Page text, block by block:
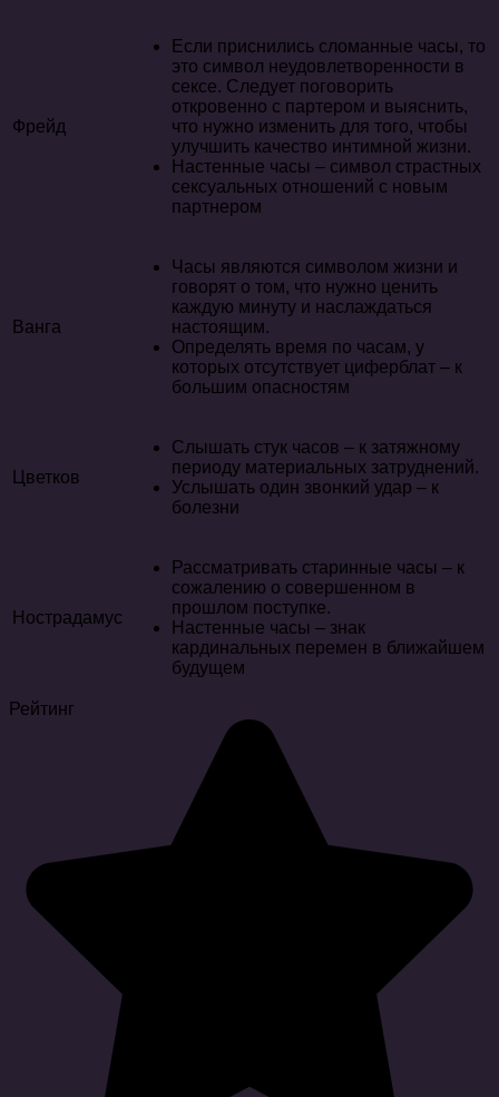
Фрейд
Если приснились сломанные часы, то
это символ неудовлетворенности в
сексе. Следует поговорить
откровенно с партером и выяснить,
что нужно изменить для того, чтобы
улучшить качество интимной жизни.
Настенные часы – символ страстных
сексуальных отношений с новым
партнером
Ванга
Часы являются символом жизни и
говорят о том, что нужно ценить
каждую минуту и наслаждаться
настоящим.
Определять время по часам, у
которых отсутствует циферблат – к
большим опасностям
Цветков
Слышать стук часов – к затяжному
периоду материальных затруднений.
Услышать один звонкий удар – к
болезни
Нострадамус
Рассматривать старинные часы – к
сожалению о совершенном в
прошлом поступке.
Настенные часы – знак
кардинальных перемен в ближайшем
будущем
Рейтинг